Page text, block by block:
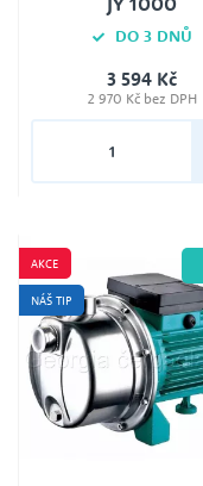
DO 3 DNŮ
Jmenovité napětí
230V
3 594 Kč
2 970 Kč bez DPH
AKCE
NÁŠ TIP